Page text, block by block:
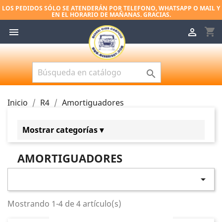
LOS PEDIDOS SÓLO SE ATENDERÁN POR TELEFONO, WHATSAPP O MAIL Y
EN EL HORARIO DE MAÑANAS. GRACIAS.
 shopping_cart


Inicio R4 Amortiguadores
Mostrar categorías ▾
R4
Embrague
Frenos
Cables y controles
AMORTIGUADORES

Mostrando 1-4 de 4 artículo(s)